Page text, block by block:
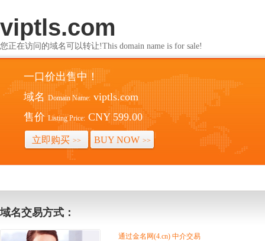
viptls.com
您正在访问的域名可以转让!This domain name is for sale!
一口价出售中！
域名 Domain Name: viptls.com
售价 Listing Price: CNY 599.00
立即购买 >> BUY NOW >>
域名交易方式：
通过金名网(4.cn) 中介交易